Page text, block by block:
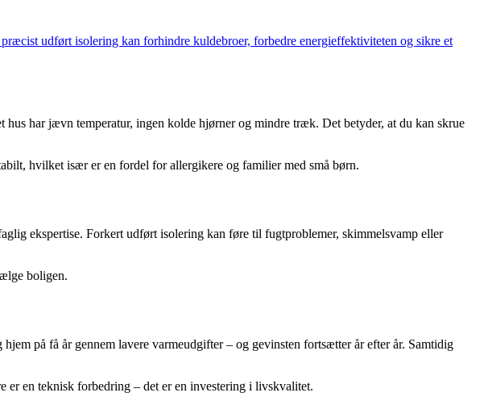
udført isolering kan forhindre kuldebroer, forbedre energieffektiviteten og sikre et
har jævn temperatur, ingen kolde hjørner og mindre træk. Det betyder, at du kan skrue
hvilket især er en fordel for allergikere og familier med små børn.
ekspertise. Forkert udført isolering kan føre til fugtproblemer, skimmelsvamp eller
boligen.
på få år gennem lavere varmeudgifter – og gevinsten fortsætter år efter år. Samtidig
en teknisk forbedring – det er en investering i livskvalitet.